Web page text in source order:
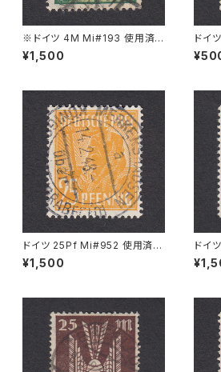
※ドイツ 4M Mi#193 使用済
み切手｜VARREL 30.11.1922
¥1,500
ドイ
手｜
ドイツ 25Pf Mi#952 使用済み
切手｜MERKERSHAUSEN 14.
2.1948
¥1,500
ドイ
切手